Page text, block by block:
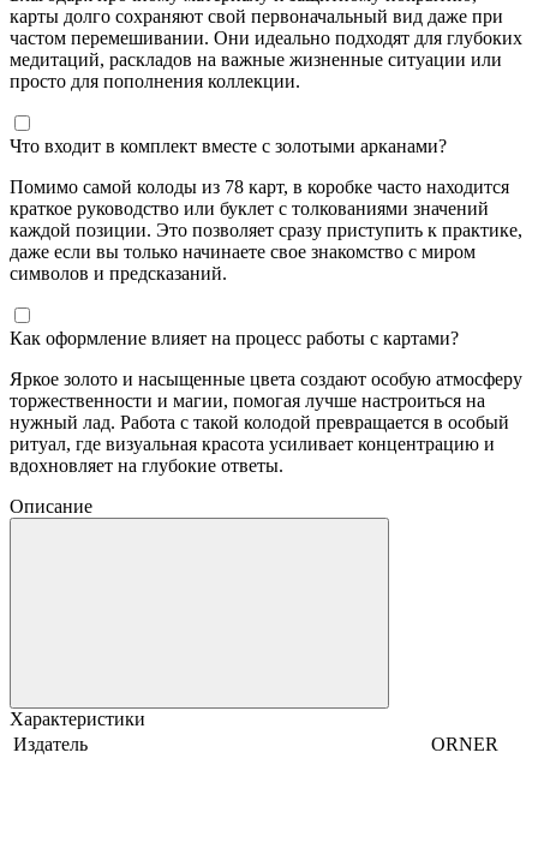
карты долго сохраняют свой первоначальный вид даже при
частом перемешивании. Они идеально подходят для глубоких
медитаций, раскладов на важные жизненные ситуации или
просто для пополнения коллекции.
Что входит в комплект вместе с золотыми арканами?
Помимо самой колоды из 78 карт, в коробке часто находится
краткое руководство или буклет с толкованиями значений
каждой позиции. Это позволяет сразу приступить к практике,
даже если вы только начинаете свое знакомство с миром
символов и предсказаний.
Как оформление влияет на процесс работы с картами?
Яркое золото и насыщенные цвета создают особую атмосферу
торжественности и магии, помогая лучше настроиться на
нужный лад. Работа с такой колодой превращается в особый
ритуал, где визуальная красота усиливает концентрацию и
вдохновляет на глубокие ответы.
Описание
Характеристики
Издатель
ORNER